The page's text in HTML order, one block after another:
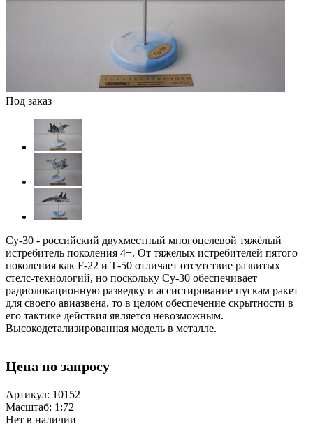
Под заказ
Су-30 - российский двухместный многоцелевой тяжёлый
истребитель поколения 4+. От тяжелых истребителей пятого
поколения как F-22 и Т-50 отличает отсутствие развитых
стелс-технологий, но поскольку Су-30 обеспечивает
радиолокационную разведку и ассистирование пускам ракет
для своего авиазвена, то в целом обеспечение скрытности в
его тактике действия является невозможным.
Высокодетализированная модель в металле.
Цена по запросу
Артикул: 10152
Масштаб: 1:72
Нет в наличии